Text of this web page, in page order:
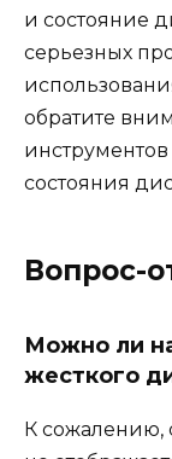
и состояние
серьезных
обратите
состояния
Вопрос-
Можно ли
жесткого
К сожалению,